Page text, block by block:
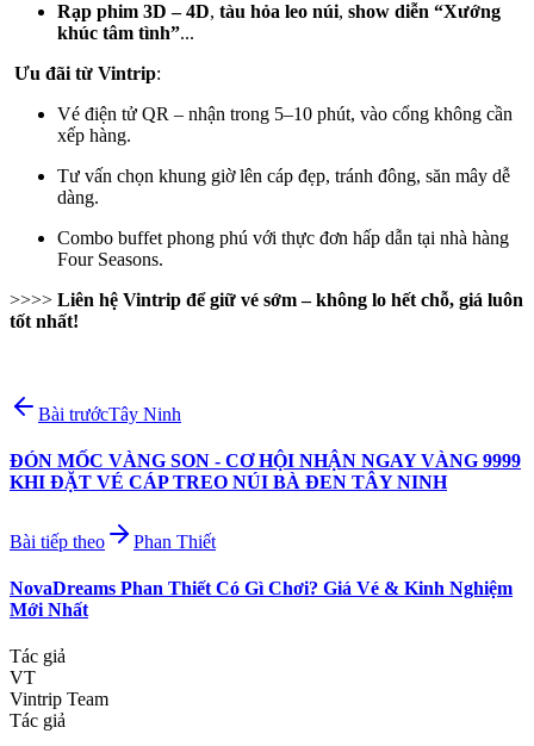
Rạp phim 3D – 4D, tàu hỏa leo núi, show diễn “Xướng
khúc tâm tình”...
Ưu đãi từ Vintrip:
Vé điện tử QR – nhận trong 5–10 phút, vào cổng không cần
xếp hàng.
Tư vấn chọn khung giờ lên cáp đẹp, tránh đông, săn mây dễ
dàng.
Combo buffet phong phú với thực đơn hấp dẫn tại nhà hàng
Four Seasons.
>>>> Liên hệ Vintrip để giữ vé sớm – không lo hết chỗ, giá luôn
tốt nhất!
Bài trướcTây Ninh
ĐÓN MỐC VÀNG SON - CƠ HỘI NHẬN NGAY VÀNG 9999
KHI ĐẶT VÉ CÁP TREO NÚI BÀ ĐEN TÂY NINH
Bài tiếp theo Phan Thiết
NovaDreams Phan Thiết Có Gì Chơi? Giá Vé & Kinh Nghiệm
Mới Nhất
Tác giả
VT
Vintrip Team
Tác giả